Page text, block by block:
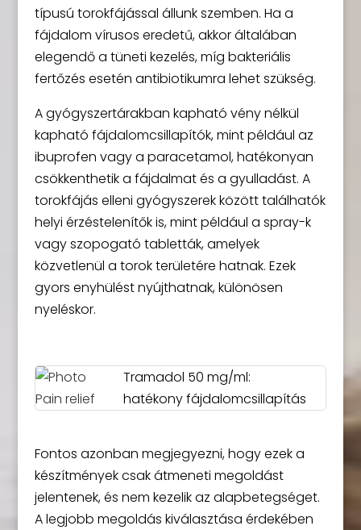
típusú torokfájással állunk szemben. Ha a
fájdalom vírusos eredetű, akkor általában
elegendő a tüneti kezelés, míg bakteriális
fertőzés esetén antibiotikumra lehet szükség.
A gyógyszertárakban kapható vény nélkül
kapható fájdalomcsillapítók, mint például az
ibuprofen vagy a paracetamol, hatékonyan
csökkenthetik a fájdalmat és a gyulladást. A
torokfájás elleni gyógyszerek között találhatók
helyi érzéstelenítők is, mint például a spray-k
vagy szopogató tabletták, amelyek
közvetlenül a torok területére hatnak. Ezek
gyors enyhülést nyújthatnak, különösen
nyeléskor.
Tramadol 50 mg/ml:
hatékony fájdalomcsillapítás
Fontos azonban megjegyezni, hogy ezek a
készítmények csak átmeneti megoldást
jelentenek, és nem kezelik az alapbetegséget.
A legjobb megoldás kiválasztása érdekében